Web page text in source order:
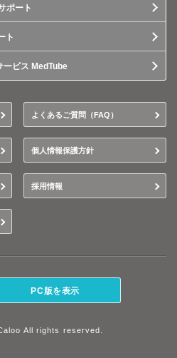
ポート
ト
ービス MedTube
よくあるご質問（FAQ）
個人情報保護方針
採用情報
PC版を表示
All rights reserved.